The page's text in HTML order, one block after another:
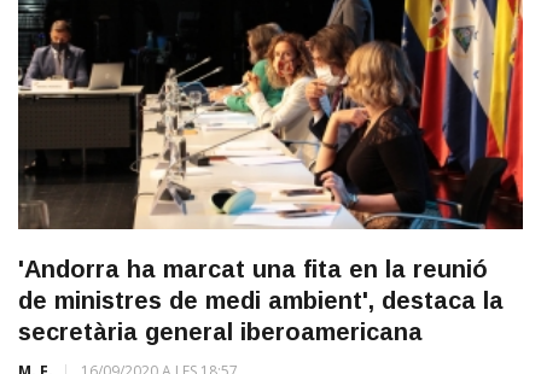
'Andorra ha marcat una fita en la reunió
de ministres de medi ambient', destaca la
secretària general iberoamericana